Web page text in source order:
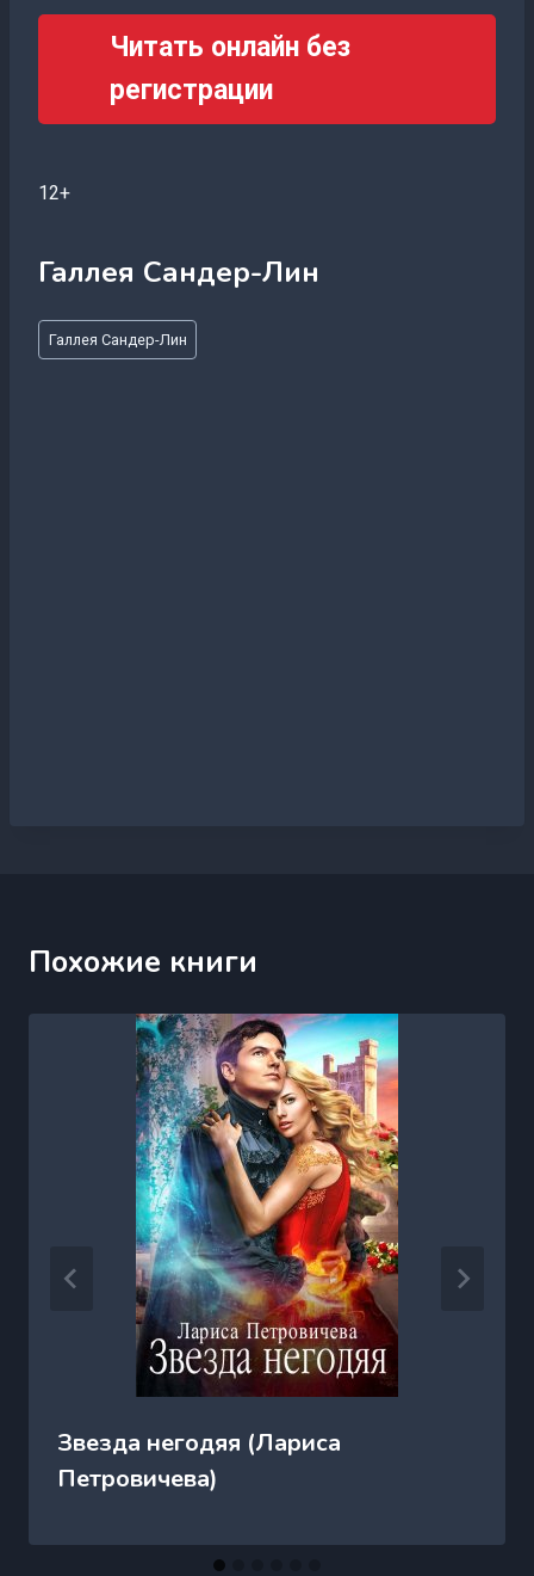
Читать онлайн без
регистрации
12+
Галлея Сандер-Лин
Метки
записи:
Галлея Сандер-Лин
Похожие книги
Звезда негодяя (Лариса
Петровичева)